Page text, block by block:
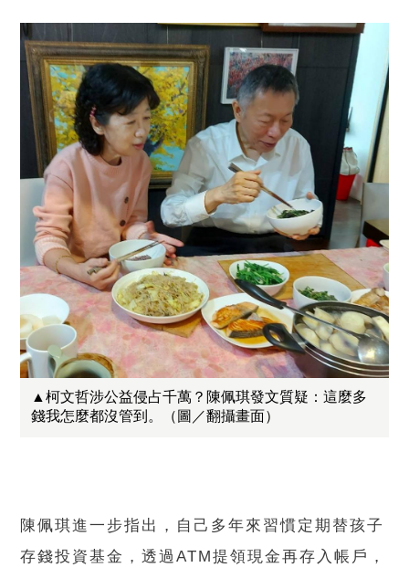
▲柯文哲涉公益侵占千萬？陳佩琪發文質疑：這麼多
錢我怎麼都沒管到。（圖／翻攝畫面）
陳佩琪進一步指出，自己多年來習慣定期替孩子
存錢投資基金，透過ATM提領現金再存入帳戶，